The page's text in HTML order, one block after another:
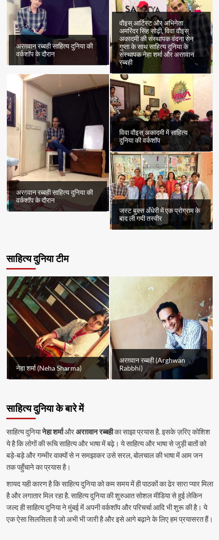
अरग़वान रब्बही साहित्य दुनिया की
वर्कशॉप के दौरान
वौइस् आर्टिस्ट और अभिनेता
अमरिंदर सिंह सोढ़ी, विवा वौइस्
अकादमी की संस्थापक वंदना सेन
गुप्ता के साथ साहित्य दुनिया के
संस्थापक नेहा शर्मा और अरग़वान
रब्बही
अरग़वान रब्बही साहित्य दुनिया की
वर्कशॉप के दौरान
विवा वौइस् अकादमी में साहित्य
दुनिया की वर्कशॉप
जस्ट बुक्स अँधेरी में एक प्रोग्राम के
बाद ली गयी तस्वीर
साहित्य दुनिया टीम
नेहा शर्मा (Neha Sharma)
अरग़वान रब्बही (Arghwan
Rabbhi)
साहित्य दुनिया के बारे में
साहित्य दुनियानेहा शर्माऔरअरग़वान रब्बहीका साझा प्रयास है. इसके ज़रिए कोशिश
ये है कि लोगों की रूचि साहित्य और भाषा में बढ़े। ये साहित्य और भाषा से जुड़ी बातों को
बड़े-बड़े और गम्भीर वाक्यों से न समझाकर उसे सरल, बोलचाल की भाषा में आम जन
तक पहुँचाने का प्रयास है।
शायद यही कारण है कि साहित्य दुनिया को कम समय में ही पाठकों का ढेर सारा प्यार मिला
है और लगातार मिल रहा है. साहित्य दुनिया की शुरुआत सोशल मीडिया से हुई लेकिन
जल्द ही साहित्य दुनिया ने मुंबई में अपनी वर्कशॉप और परिचर्चा आदि भी शुरू की है। ये
एक ऐसा सिलसिला है जो अभी भी जारी है और इसे आगे बढ़ाने के लिए हम प्रयासरत हैं।